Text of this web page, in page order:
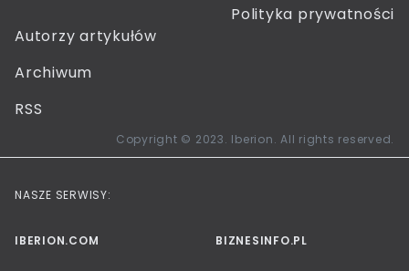
Polityka prywatności
Autorzy artykułów
Archiwum
RSS
Copyright © 2023. Iberion. All rights reserved.
NASZE SERWISY:
IBERION.COM BIZNESINFO.PL